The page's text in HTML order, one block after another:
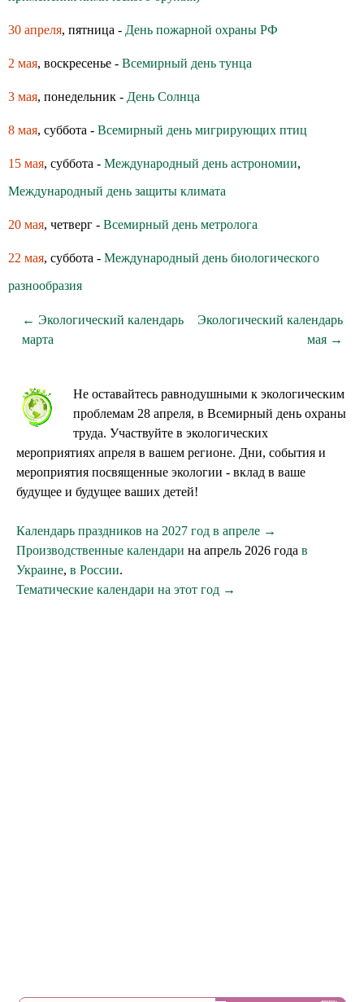
30 апреля, пятница - День пожарной охраны РФ
2 мая, воскресенье - Всемирный день тунца
3 мая, понедельник - День Солнца
8 мая, суббота - Всемирный день мигрирующих птиц
15 мая, суббота - Международный день астрономии,
Международный день защиты климата
20 мая, четверг - Всемирный день метролога
22 мая, суббота - Международный день биологического
разнообразия
← Экологический календарь
марта
Экологический календарь
мая →
Не оставайтесь равнодушными к экологическим
проблемам 28 апреля, в Всемирный день охраны
труда. Участвуйте в экологических
мероприятиях апреля в вашем регионе. Дни, события и
мероприятия посвященные экологии - вклад в ваше
будущее и будущее ваших детей!
Календарь праздников на 2027 год в апреле →
Производственные календари на апрель 2026 года в
Украине, в России.
Тематические календари на этот год →